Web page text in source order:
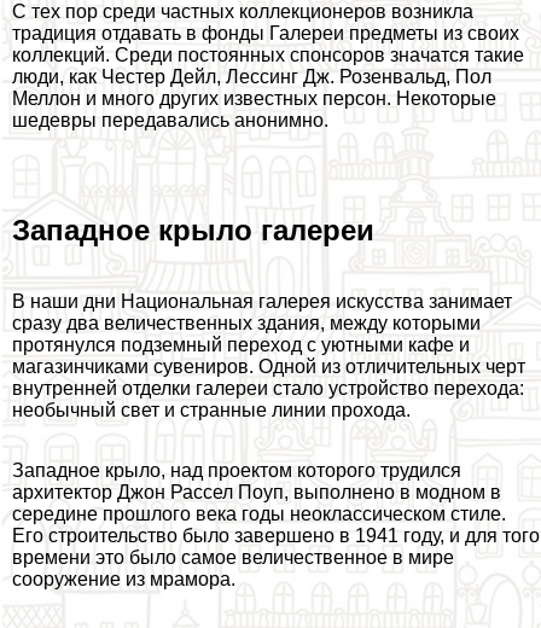
С тех пор среди частных коллекционеров возникла
традиция отдавать в фонды Галереи предметы из своих
коллекций. Среди постоянных спонсоров значатся такие
люди, как Честер Дейл, Лессинг Дж. Розенвальд, Пол
Меллон и много других известных персон. Некоторые
шедевры передавались анонимно.
Западное крыло галереи
В наши дни Национальная галерея искусства занимает
сразу два величественных здания, между которыми
протянулся подземный переход с уютными кафе и
магазинчиками сувениров. Одной из отличительных черт
внутренней отделки галереи стало устройство перехода:
необычный свет и странные линии прохода.
Западное крыло, над проектом которого трудился
архитектор Джон Рассел Поуп, выполнено в модном в
середине прошлого века годы неоклассическом стиле.
Его строительство было завершено в 1941 году, и для того
времени это было самое величественное в мире
сооружение из мрамора.